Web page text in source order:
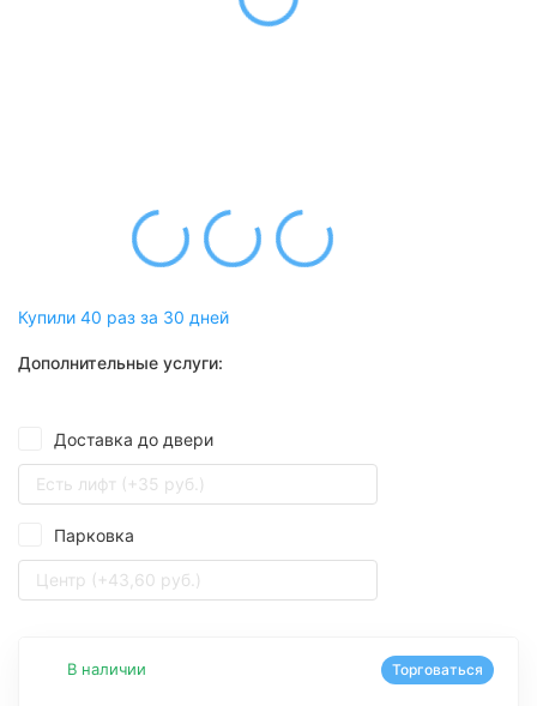
Купили 40 раз за 30 дней
Дополнительные услуги:
Доставка до двери
Есть лифт (+35 руб.)
Парковка
Центр (+43,60 руб.)
В наличии Торговаться